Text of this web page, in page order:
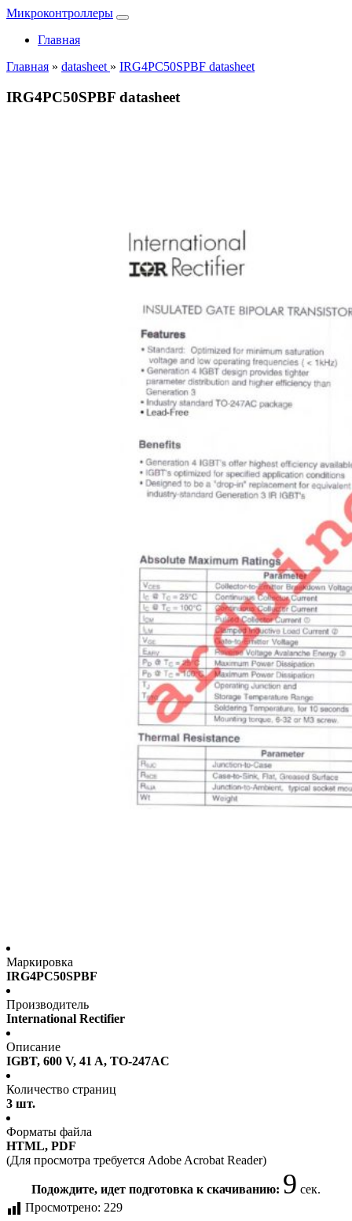
Микроконтроллеры
Главная
Главная » datasheet » IRG4PC50SPBF datasheet
IRG4PC50SPBF datasheet
Маркировка
IRG4PC50SPBF
Производитель
International Rectifier
Описание
IGBT, 600 V, 41 A, TO-247AC
Количество страниц
3 шт.
Форматы файла
HTML, PDF
(Для просмотра требуется Adobe Acrobat Reader)
Подождите, идет подготовка к скачиванию: 9 сек.
Просмотрено: 229